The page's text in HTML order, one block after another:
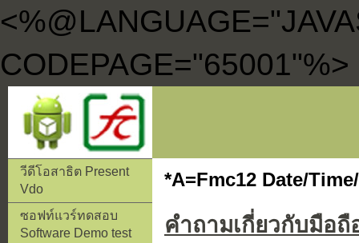
CODEPAGE="65001"%>
วีดีโอสาธิต Present
Vdo
ซอฟท์แวร์ทดสอบ
Software Demo test
*A=Fmc12 Date/
คำถามเกี่ยวกับมือ